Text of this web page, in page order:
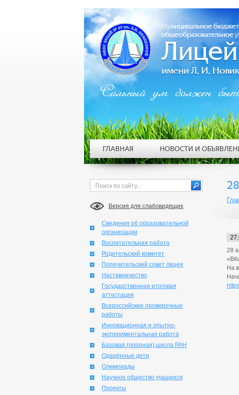
Версия для слабовидящих
Сведения об образовательной
организации
Воспитательная работа
Родительский комитет
Попечительский совет лицея
Наставничество
Государственная итоговая
аттестация
Всероссийские проверочные
работы
Инновационная и опытно-
экспериментальная работа
Базовая (опорная) школа РАН
Одарённые дети
Олимпиады
Научное общество учащихся
Проекты
28
На
Сильный ум должен
ГЛАВНАЯ НОВОСТИ И